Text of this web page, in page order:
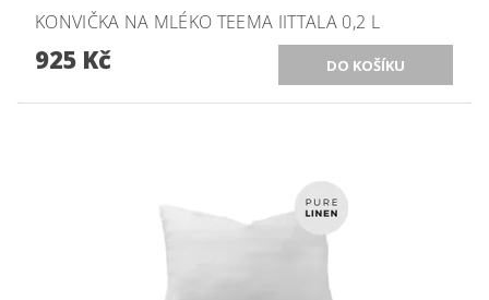
KONVIČKA NA MLÉKO TEEMA IITTALA 0,2 L
925 Kč